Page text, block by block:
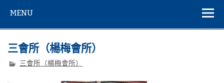
MENU
三會所（楊梅會所）
三會所（楊梅會所）